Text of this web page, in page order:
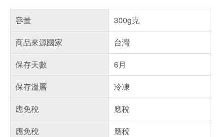
容量
300g克
商品來源國家
台灣
保存天數
6月
保存溫層
冷凍
應免稅
應稅
應免稅
應稅